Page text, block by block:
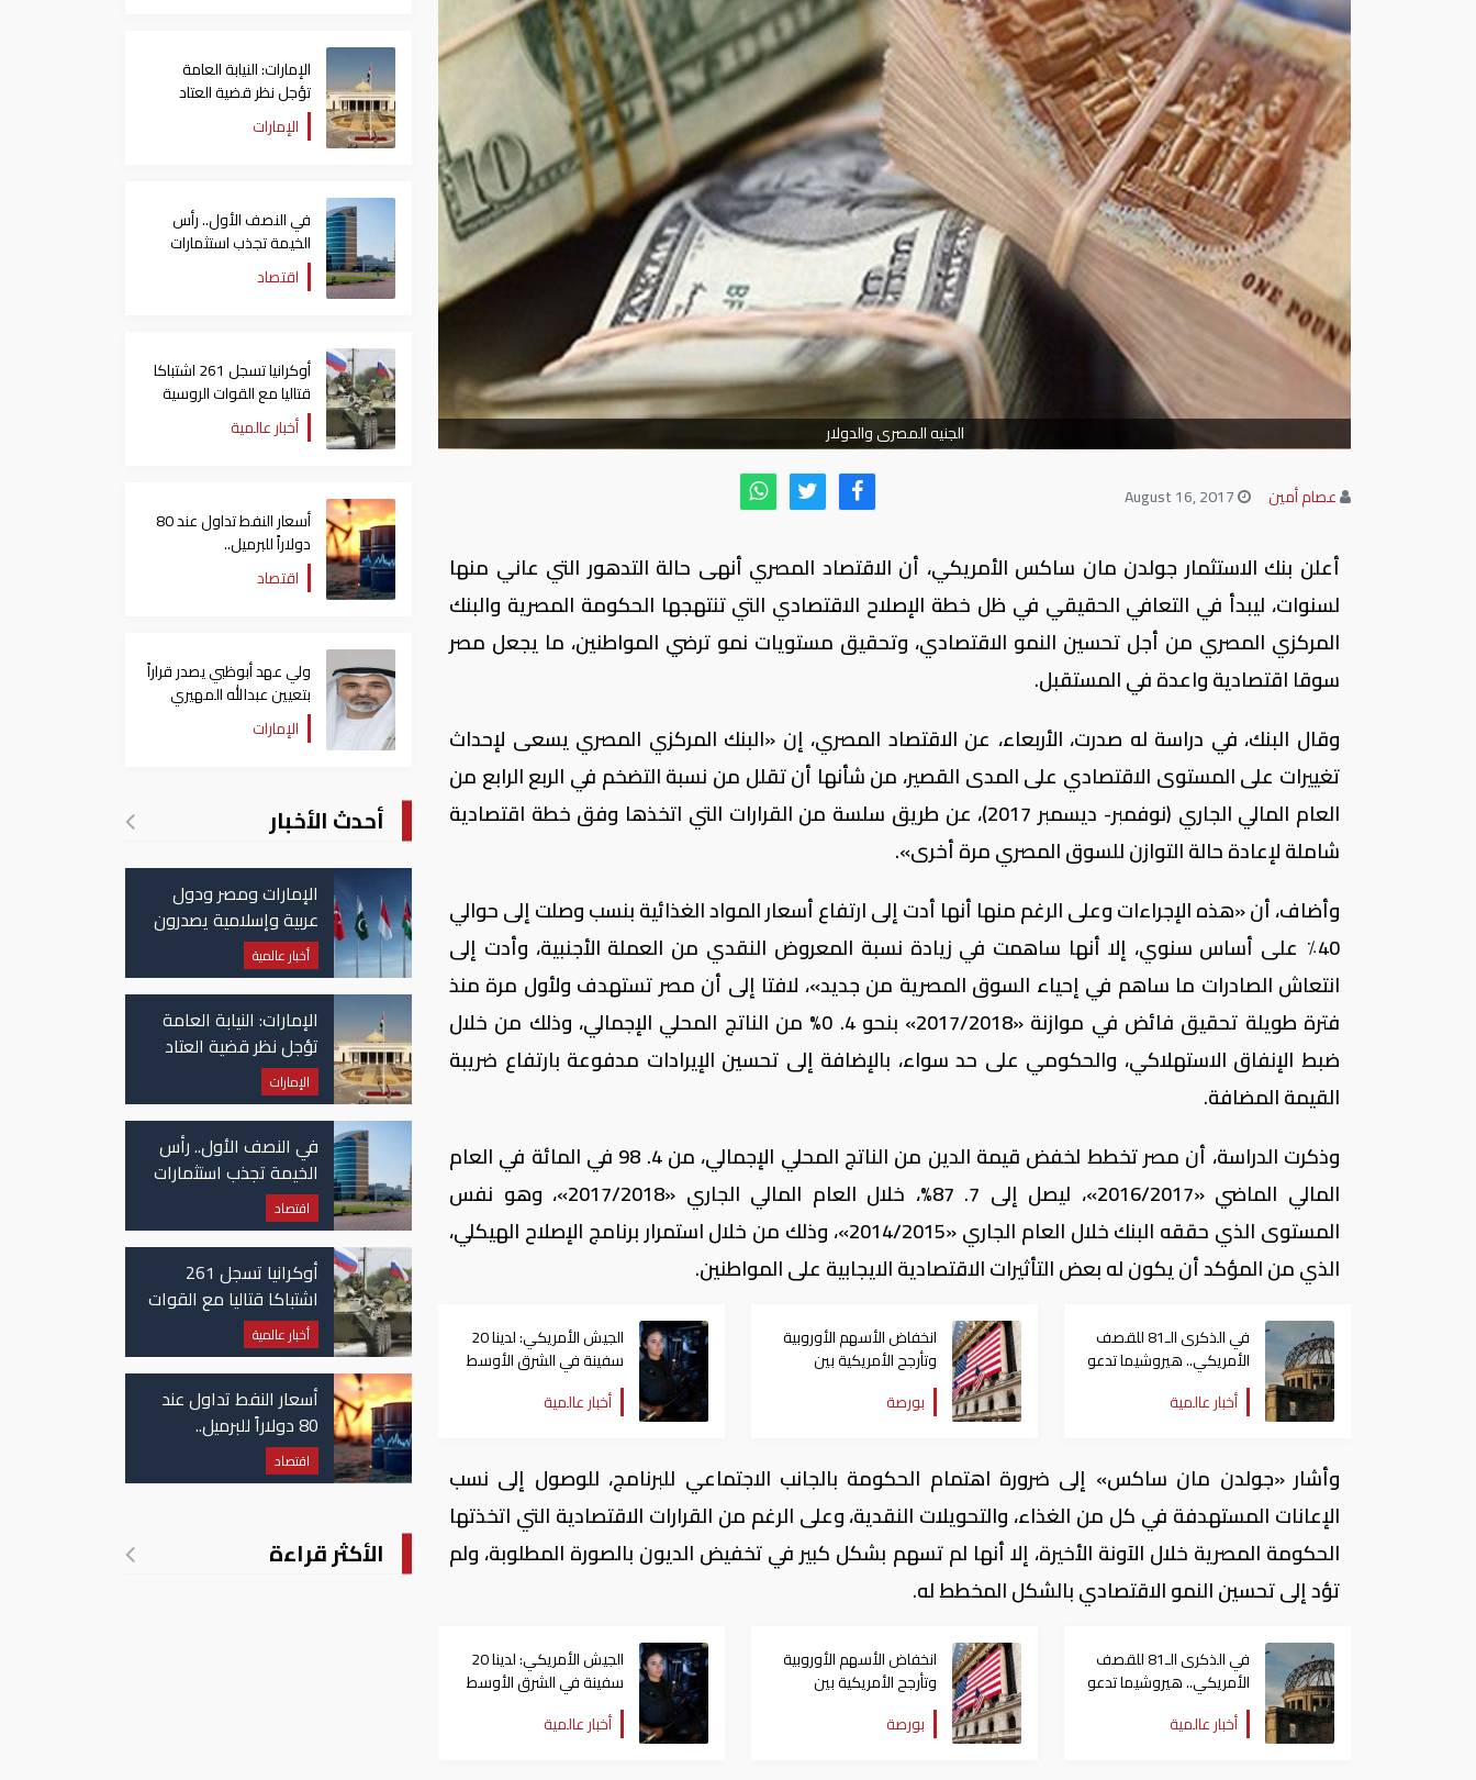
الجنيه المصرى والدولار
عصام أمين
أعلن بنك الاستثمار جولدن مان ساكس الأمريكي، أن الاقتصاد المصري أنهى حالة التدهور التي عاني منها
لسنوات، ليبدأ في التعافي الحقيقي في ظل خطة الإصلاح الاقتصادي التي تنتهجها الحكومة المصرية والبنك
المركزي المصري من أجل تحسين النمو الاقتصادي، وتحقيق مستويات نمو ترضي المواطنين، ما يجعل مصر
سوقا اقتصادية واعدة في المستقبل.
وقال البنك، في دراسة له صدرت، الأربعاء، عن الاقتصاد المصري، إن «البنك المركزي المصري يسعى لإحداث
تغييرات على المستوى الاقتصادي على المدى القصير، من شأنها أن تقلل من نسبة التضخم في الربع الرابع من
العام المالي الجاري (نوفمبر- ديسمبر 2017)، عن طريق سلسة من القرارات التي اتخذها وفق خطة اقتصادية
شاملة لإعادة حالة التوازن للسوق المصري مرة أخرى».
وأضاف، أن «هذه الإجراءات وعلى الرغم منها أنها أدت إلى ارتفاع أسعار المواد الغذائیة بنسب وصلت إلى حوالي
40٪ علی أساس سنوي، إلا أنها ساهمت في زيادة نسبة المعروض النقدي من العملة الأجنبية، وأدت إلى
انتعاش الصادرات ما ساهم في إحياء السوق المصرية من جديد»، لافتا إلى أن مصر تستهدف ولأول مرة منذ
فترة طويلة تحقيق فائض في موازنة «2017/2018» بنحو 4. 0% من الناتج المحلي الإجمالي، وذلك من خلال
ضبط الإنفاق الاستهلاكي، والحكومي على حد سواء، بالإضافة إلى تحسين الإيرادات مدفوعة بارتفاع ضريبة
القيمة المضافة.
وذكرت الدراسة، أن مصر تخطط لخفض قيمة الدين من الناتج المحلي الإجمالي، من 4. 98 في المائة في العام
المالي الماضي «2016/2017»، ليصل إلى 7. 87%، خلال العام المالي الجاري «2017/2018»، وهو نفس
المستوى الذي حققه البنك خلال العام الجاري «2014/2015»، وذلك من خلال استمرار برنامج الإصلاح الهيكلي،
الذي من المؤكد أن يكون له بعض التأثيرات الاقتصادية الايجابية على المواطنين.
في الذكرى الـ81 للقصف
الأمريكي.. هيروشيما تدعو
العالم لإلغاء الأسلحة
النووية
أخبار عالمية
انخفاض الأسهم الأوروبية
وتأرجح الأمريكية بين
المكاسب والخسائر
بورصة
الجيش الأمريكي: لدينا 20
سفينة في الشرق الأوسط
لدعم العمليات العسكرية
أخبار عالمية
وأشار «جولدن مان ساكس» إلى ضرورة اهتمام الحكومة بالجانب الاجتماعي للبرنامج، للوصول إلى نسب
الإعانات المستهدفة في كل من الغذاء، والتحويلات النقدية، وعلى الرغم من القرارات الاقتصادية التي اتخذتها
الحكومة المصرية خلال الآونة الأخيرة، إلا أنها لم تسهم بشكل كبير في تخفيض الديون بالصورة المطلوبة، ولم
تؤد إلى تحسين النمو الاقتصادي بالشكل المخطط له.
في الذكرى الـ81 للقصف
الأمريكي.. هيروشيما تدعو
العالم لإلغاء الأسلحة
النووية
أخبار عالمية
انخفاض الأسهم الأوروبية
وتأرجح الأمريكية بين
المكاسب والخسائر
بورصة
الجيش الأمريكي: لدينا 20
سفينة في الشرق الأوسط
لدعم العمليات العسكرية
أخبار عالمية
الإمارات: النيابة العامة
تؤجل نظر قضية العتاد
العسكري للسودان
الإمارات
في النصف الأول.. رأس
الخيمة تجذب استثمارات
تتجاوز 771 مليون درهماقتصاد
أوكرانيا تسجل 261 اشتباكا
قتاليا مع القوات الروسية
أخبار عالمية
أسعار النفط تداول عند 80
دولاراً للبرميل..
وتراجع الأسهم الأمريكية
اقتصاد
ولي عهد أبوظبي يصدر قراراً
بتعيين عبدالله المهيري
رئيسا لـ"أبوظبي للتراث"
الإمارات
أحدث الأخبار
الإمارات ومصر ودول
عربية وإسلامية يصدرون
بيانا مشتركا بشأن
الانتهاكات الإسرائيلية
في غزة
أخبار عالمية
الإمارات: النيابة العامة
تؤجل نظر قضية العتاد
العسكري للسودان
الإمارات
في النصف الأول.. رأس
الخيمة تجذب استثمارات
تتجاوز 771 مليون درهم
اقتصاد
أوكرانيا تسجل 261
اشتباكا قتاليا مع القوات
الروسية
أخبار عالمية
أسعار النفط تداول عند
80 دولاراً للبرميل..
وتراجع الأسهم
الأمريكية
اقتصاد
الأكثر قراءة